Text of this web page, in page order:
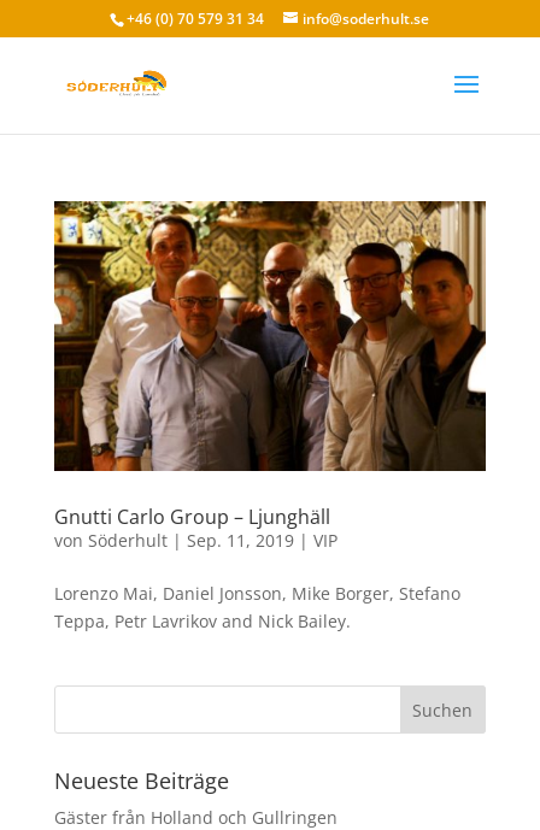
+46 (0) 70 579 31 34 info@soderhult.se
Gnutti Carlo Group – Ljunghäll
von Söderhult| Sep. 11, 2019| VIP
Lorenzo Mai, Daniel Jonsson, Mike Borger, Stefano
Teppa, Petr Lavrikov and Nick Bailey.
Neueste Beiträge
Gäster från Holland och Gullringen